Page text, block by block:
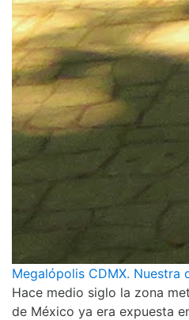
Megalópolis CDMX. Nuestra
Hace medio siglo la zona
de México ya era expuesta